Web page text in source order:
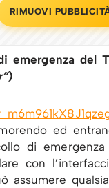
RIMUOVI
emergenza del
)
ed
di
con
assumere